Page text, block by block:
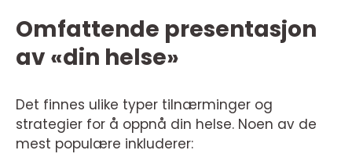
Omfattende presentasjon
av «din helse»
Det finnes ulike typer tilnærminger og
strategier for å oppnå din helse. Noen av de
mest populære inkluderer: